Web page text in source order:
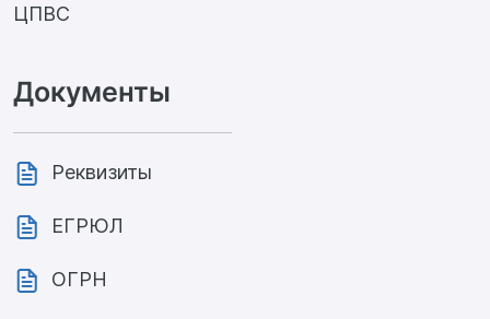
ЦПВС
Документы
Реквизиты
ЕГРЮЛ
ОГРН